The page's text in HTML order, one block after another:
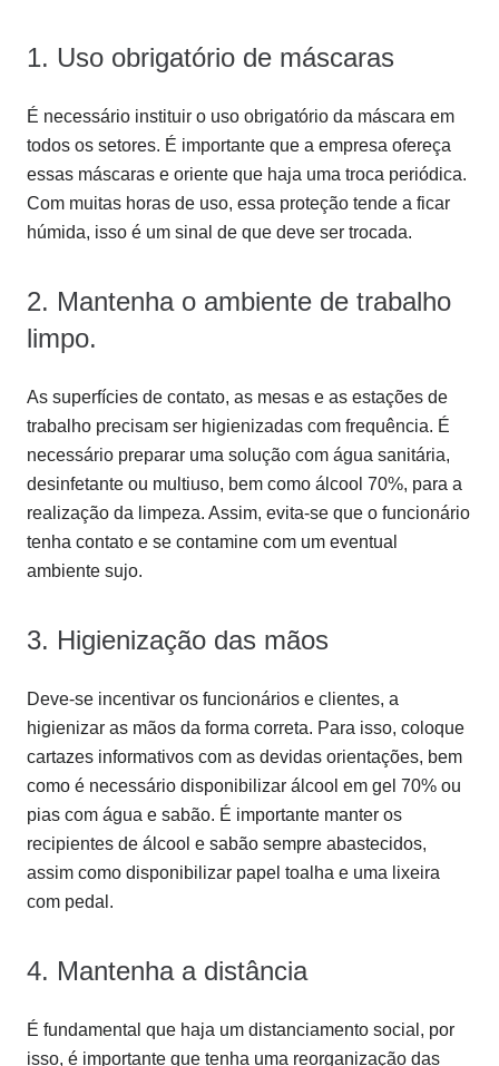
1. Uso obrigatório de máscaras
É necessário instituir o uso obrigatório da máscara em
todos os setores. É importante que a empresa ofereça
essas máscaras e oriente que haja uma troca periódica.
Com muitas horas de uso, essa proteção tende a ficar
húmida, isso é um sinal de que deve ser trocada.
2. Mantenha o ambiente de trabalho
limpo.
As superfícies de contato, as mesas e as estações de
trabalho precisam ser higienizadas com frequência. É
necessário preparar uma solução com água sanitária,
desinfetante ou multiuso, bem como álcool 70%, para a
realização da limpeza. Assim, evita-se que o funcionário
tenha contato e se contamine com um eventual
ambiente sujo.
3. Higienização das mãos
Deve-se incentivar os funcionários e clientes, a
higienizar as mãos da forma correta. Para isso, coloque
cartazes informativos com as devidas orientações, bem
como é necessário disponibilizar álcool em gel 70% ou
pias com água e sabão. É importante manter os
recipientes de álcool e sabão sempre abastecidos,
assim como disponibilizar papel toalha e uma lixeira
com pedal.
4. Mantenha a distância
É fundamental que haja um distanciamento social, por
isso, é importante que tenha uma reorganização das